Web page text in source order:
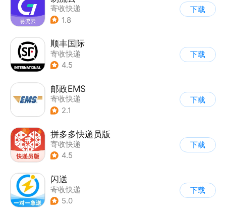
寄收快递
1.8
下载
顺丰国际
寄收快递
4.5
下载
邮政EMS
寄收快递
2.1
下载
拼多多快递员版
寄收快递
4.5
下载
闪送
寄收快递
5.0
下载